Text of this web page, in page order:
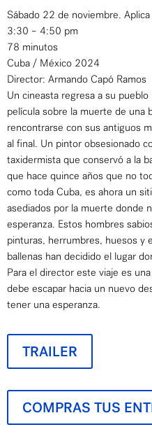
Sábado 22 de noviembre.
3:30 – 4:50 pm
78 minutos
Cuba / México 2024
Director: Armando Capó Ramos
Un cineasta regresa a su pueblo
película sobre la muerte de una
rencontrarse con sus antiguos
al final. Un pintor obsesionado
taxidermista que conservó a la
que hace quince años que no
como toda Cuba, es ahora un
asediados por la muerte donde
esperanza. Estos hombres
pinturas, herrumbres, huesos y
ballenas han decidido el lugar
Para el director este viaje es
debe escapar hacia un nuevo
tener una esperanza.
TRAILER
COMPRAS TUS